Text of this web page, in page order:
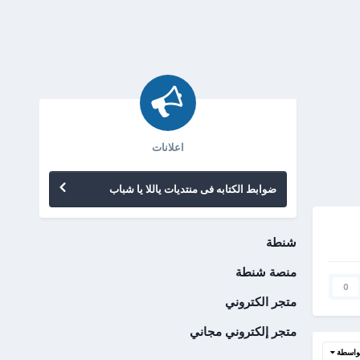
0
اعلانات
ضوابط الكتابه فى منتديات ياللا يا شباب
شنطة
منصة شنطة
متجر الكتروني
متجر إلكتروني مجاني